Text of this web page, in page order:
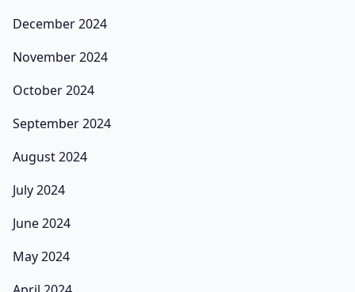
December 2024
November 2024
October 2024
September 2024
August 2024
July 2024
June 2024
May 2024